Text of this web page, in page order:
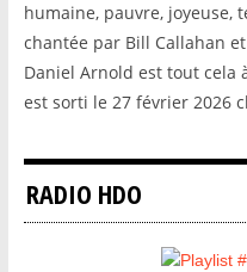
humaine, pauvre, joyeuse,
chantée par Bill Callahan
Daniel Arnold est tout cela
est sorti le 27 février 2026
RADIO HDO